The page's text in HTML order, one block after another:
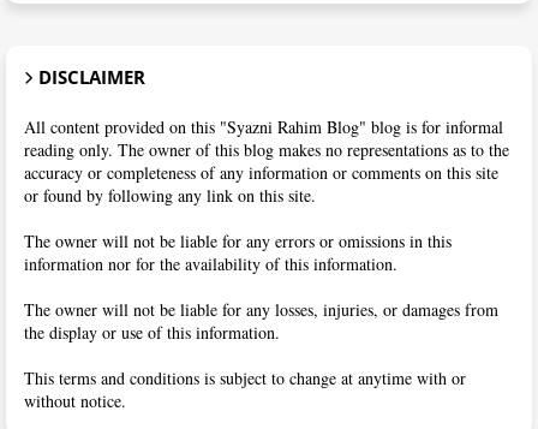
DISCLAIMER
All content provided on this "Syazni Rahim Blog" blog is for informal
reading only. The owner of this blog makes no representations as to the
accuracy or completeness of any information or comments on this site
or found by following any link on this site.
The owner will not be liable for any errors or omissions in this
information nor for the availability of this information.
The owner will not be liable for any losses, injuries, or damages from
the display or use of this information.
This terms and conditions is subject to change at anytime with or
without notice.